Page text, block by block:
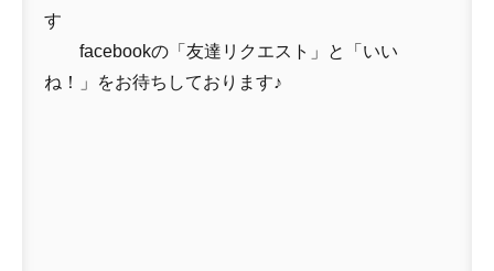
す
facebookの「友達リクエスト」と「いい
ね！」をお待ちしております♪